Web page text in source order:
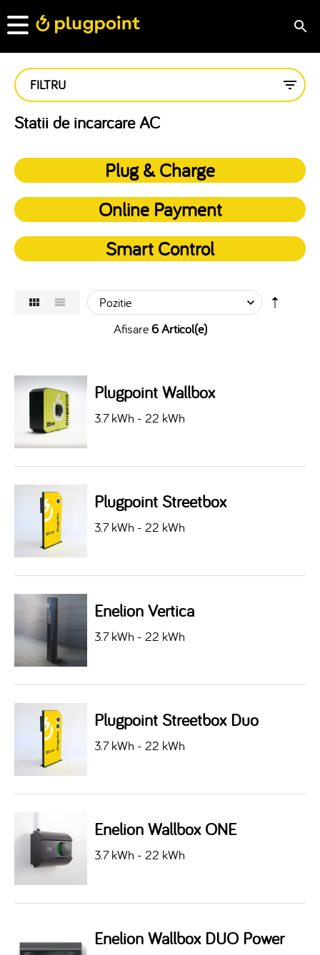
FILTRU
Statii de incarcare AC
Plug & Charge
Online Payment
Smart Control
Afisare6 Articol(e)
Plugpoint Wallbox
3.7 kWh - 22 kWh
Plugpoint Streetbox
3.7 kWh - 22 kWh
Enelion Vertica
3.7 kWh - 22 kWh
Plugpoint Streetbox Duo
3.7 kWh - 22 kWh
Enelion Wallbox ONE
3.7 kWh - 22 kWh
Enelion Wallbox DUO Power